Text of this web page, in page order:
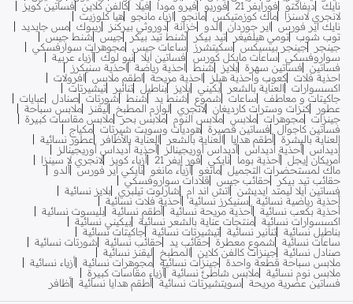
نايك ديفاكتو فورايفر 21 فوريو فيرو مودا فيلا كالفن كلاين فساتين كويز
لانجري لاسنزا
ماك كوزمتيكس مانجو ازياء مانجو
هيا كلوزيت
نايك اير فورس
اير جوردان الدو خزانة دوروثي بيركنز ريبوك مس جايديد
توب شوب تومي هيلفيغر تيد بيكر شنط تيد بيكر جيس
شنط جيس
جينجر
جينجر بيسيكس سكيتشرز ساعات جيس مجوهرات سوارفسكي
سواروفسكي
ساعات مايكل كورس فساتين ايلا نيو لوك أزياء عربية
فساتين
فساتين سهرة بلايز شنط احذية رياضة
احذية سنيكرز
احذية فلات كعوب واحذية هيلز احذية مريحة اطقم ملابس
افرولات
اكسسوارات
العناية بالشعر بكيني بلايز بناطيل تنانير
تيشيرتات
جاكيتات و معاطف
ساعات شموع شنط يد شنط شورتات صنادل
عبايات
عطور
كنزات وسترات كارديغان لانجري لوازم المطبخ ليقنز
ملابس سباحة
جينزات مجوهرات ملابس ملابس النوم ملابس بحر ملابس مقاسات كبيرة
فساتين كاجوال
فساتين قصيرة هوديات وسويت شيرتات مكياج
العناية بالبشرة أطقم هدايا العناية بالشعر العناية بالأظافر
عطور نسائية
أديداس أحذية أديداس أديداس أوريجينالز
أحذية أديداس أوريجينالز
أمريكان إيجل أحذية بوما نايكي فور إيفر 21 أزياء كويز
لانجري لا سينزا
ماك لمستحضرات التجميل مانغو أزياء مانغو نايكي اير فورس ألدو
حقائب تيد بيكر
حقائب جيس
قلادات سواروفسكي
فساتين ايلا ليمتد ايديشن
اتش اند ام شارلوت تيلبري بلايز نسائية
أحذية رياضية نسائية
سنيكرز نسائية أحذية فلات نسائية
أحذية بكعب نسائية أحذية مريحة نسائية أطقم نسائية بليسوت نسائية
اكسسوارات نسائية منتجات عناية بالشعر نسائية بيكيني نسائية
بناطيل نسائية تنانير نسائية تيشيرتات نسائية جاكيتات نسائية
ساعات نسائية
شموع معطرة حقائب يد حقائب نسائية
شورتات نسائية
صنادل نسائية جينزات كالفن كلاين المطبخ
ليقنز نسائية
ملابس سباحة قطعة واحدة جينزات نسائية مجوهرات نسائية أزياء نسائية
ملابس نوم نسائية ملابس شاطئ نسائية أزياء مقاسات كبيرة
فساتين عصرية مريحة
سويتشيرتات نسائية أطقم هدايا نسائية أظافر